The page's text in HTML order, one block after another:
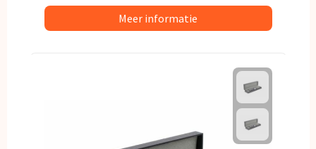
Meer informatie